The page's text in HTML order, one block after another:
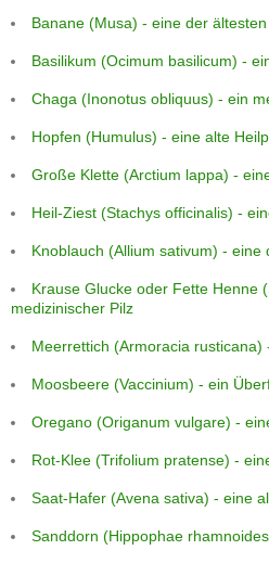
Banane (Musa) - eine der
Basilikum (Ocimum basilicum) -
Chaga (Inonotus obliquus) - ein
Hopfen (Humulus) - eine alte
Große Klette (Arctium lappa) -
Heil-Ziest (Stachys officinalis) -
Knoblauch (Allium sativum) - eine
Krause Glucke oder Fette Henne
medizinischer Pilz
Meerrettich (Armoracia
Moosbeere (Vaccinium) - ein
Oregano (Origanum vulgare) -
Rot-Klee (Trifolium pratense) -
Saat-Hafer (Avena sativa) - eine
Sanddorn (Hippophae